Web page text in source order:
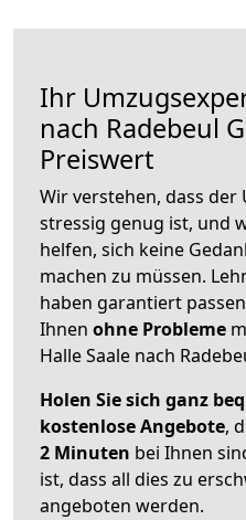
Ihr
nach Radebeul
Preiswert
Wir verstehen, dass der
stressig genug ist, und
helfen, sich keine
machen zu müssen.
haben garantiert
Ihnen ohne Probleme
Halle Saale nach
Holen Sie sich ganz
kostenlose Angebote,
2 Minuten bei Ihnen
ist, dass all dies zu
angeboten werden.